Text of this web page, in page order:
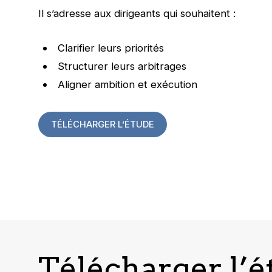
Il s’adresse aux dirigeants qui souhaitent :
Clarifier leurs priorités
Structurer leurs arbitrages
Aligner ambition et exécution
TÉLÉCHARGER L’ÉTUDE